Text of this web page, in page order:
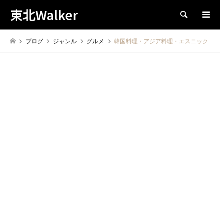
東北Walker 検索
ブログ ジャンル グルメ 韓国料理・アジア料理・エスニック